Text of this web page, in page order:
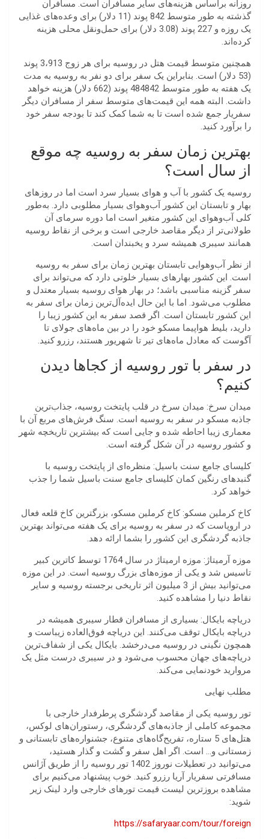
روزانه براساس هزینه‌های سایر مسافران است. مسافران
گذشته به طور متوسط ​​842 پوند (11 دلار) برای وعده‌های غذایی
یک روزه و 227 پوند (3.08 دلار) برای حمل‌و‌نقل محلی هزینه
کرده‌اند.
همچنین متوسط ​​قیمت هتل در روسیه برای هر زوج 3،913 پوند
(53 دلار) است. بنابراین یک سفر برای دو نفر به روسیه به مدت
یک هفته به طور متوسط ​​484842 پوند (662 دلار) هزینه خواهد
داشت. البته همه این قیمت‌های متوسط ​​سفر از مسافران دیگر
سفریار جمع شده است تا به شما کمک کند تا بودجه سفر خود
را برآورد کنید.
بهترین زمان سفر به روسیه چه موقع
از سال است؟
روسیه یک کشور با آب و هوای بسیار سرد است اما در روزهای
بهار و تابستان این کشور آب‌وهوای بسیار مطلوبی دارد. به‌طور‌
کلی آب‌وهوای این کشور متغیر است اما دوره سرمای آن
طولانی‌تر از دیگر مقاصد خارجی است و برخی از نقاط روسیه
همانند سیبری همیشه سرد و یخبندان است.
از نظر آب‌وهوایی تابستان بهترین زمان برای سفر به روسیه
است. این کشور بهارهای بسیار خلوتی دارد که می‌تواند برای
سفر گزینه مناسبی باشد؛ در بهار هوای روسیه بسیار معتدل و
مطلوب می‌شود. اما با این حال ایده‌آل‌ترین زمان برای سفر به
این کشور تابستان است. اگر قصد سفر به این کشور زیبا را
دارید، بلیط هواپیما مسکو خود را در بین ماه‌های جولای تا
آگوست که معادل ماه‌های تیر تا شهریور هستند، رزرو کنید.
در سفر با تور روسیه از کجاها دیدن
کنیم؟
میدان سرخ: میدان سرخ در قلب پایتخت روسیه، جذاب‌ترین
جاذبه مسکو در سفر به روسیه است. سنگ فرش‌های مربع آن با
معماری زیبا احاطه شده و جایی است که بیشترین تاریخچه شهر
و کشور روسیه در آن شکل گرفته است.
کلیسای جامع سنت باسیل: منظره‌ای از پایتخت روسیه با
گنبدهای رنگین کمان کلیسای جامع سنت باسیل شما را جذب
خواهد کرد.
کاخ کرملین مسکو: کاخ کرملین مسکو، بزرگترین کاخ قلعه فعال
در اروپاست که در سفر به روسیه برای یک هفته می‌تواند بهترین
جاذبه گردشگری این کشور را بشما ارائه دهد.
موزه آرمیتاژ: موزه ارمیتاژ در سال 1764 توسط کاترین کبیر
تاسیس شد و یکی از موزه‌های بزرگ روسیه است. در این موزه
می‌توانید بیش از 3 میلیون اثر تاریخی برجسته روسیه و سایر
نقاط دنیا را مشاهده کنید.
دریاچه بایکال: بسیاری از مسافران قطار سیبری همیشه در
دریاچه بایکال توقف می‌کنند. این دریاچه فوق‌العاده زیباست و
همچون نگینی در روسیه می‌درخشد. بایکال یکی از شفاف‌ترین
دریاچه‌های جهان محسوب می‌شود و در سیبری درست مثل یک
مروارید خودنمایی می‌کند.
مطلب نهایی
تور روسیه یکی از مقاصد گردشگری پرطرفدار خارجی با
مجموعه کاملی از جاذبه‌های گردشگری، رستوران‌های لوکس،
هتل‌های 5 ستاره، تفریح‌گاه‌های متنوع، جشنواره‌های تابستانی و
زمستانی و… است. اگر اهل سفر و گشت و گذار هستید،
می‌توانید در تعطیلات نوروز 1402 تور روسیه را از طریق آژانس
مسافرتی سفریار آریا رزرو کنید. خوب پیشنهاد می‌کنیم برای
مشاهده بروزترین لیست قیمت تورهای خارجی وارد لینک زیر
شوید:
https://safaryaar.com/tour/foreign